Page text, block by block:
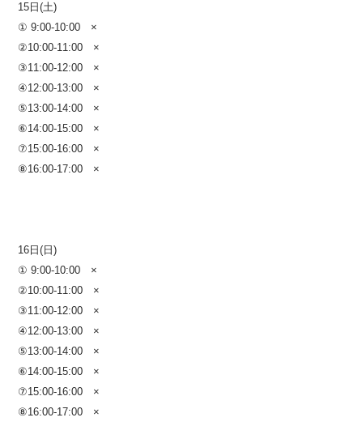
15日(土)
① 9:00-10:00 ×
②10:00-11:00 ×
③11:00-12:00 ×
④12:00-13:00 ×
⑤13:00-14:00 ×
⑥14:00-15:00 ×
⑦15:00-16:00 ×
⑧16:00-17:00 ×
16日(日)
① 9:00-10:00 ×
②10:00-11:00 ×
③11:00-12:00 ×
④12:00-13:00 ×
⑤13:00-14:00 ×
⑥14:00-15:00 ×
⑦15:00-16:00 ×
⑧16:00-17:00 ×